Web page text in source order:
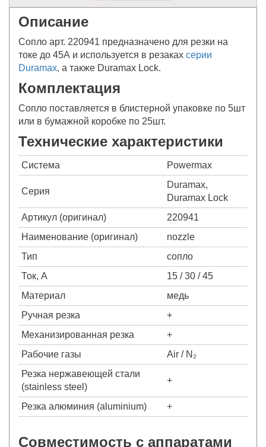
Описание
Сопло арт. 220941 предназначено для резки на
токе до 45А и используется в резаках серии
Duramax, а также Duramax Lock.
Комплектация
Сопло поставляется в блистерной упаковке по 5шт
или в бумажной коробке по 25шт.
Технические характеристики
Система Powermax
Серия
Duramax,
Duramax Lock
Артикул (оригинал)
220941
Наименование (оригинал)
nozzle
Тип
сопло
Ток, А
15 / 30 / 45
Материал
медь
Ручная резка
+
Механизированная резка
+
Рабочие газы
Air / N₂
Резка нержавеющей стали
(stainless steel)
+
Резка алюминия (aluminium) +
Совместимость с аппаратами